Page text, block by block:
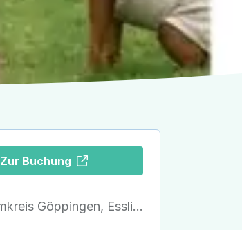
Zur Buchung
Im Umkreis Göppingen, Esslingen und Kirchheim unter Teck